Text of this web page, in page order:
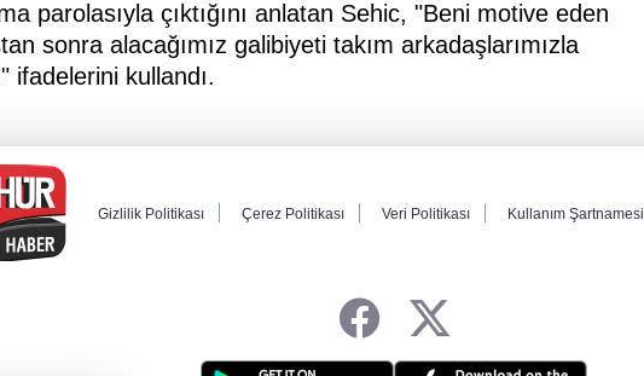
parolasıyla çıktığını anlatan Sehic, "Beni motive eden
sonra alacağımız galibiyeti takım arkadaşlarımızla
kullandı.
Gizlilik Politikası Çerez Politikası Veri Politikası Kullanım Şartnamesi